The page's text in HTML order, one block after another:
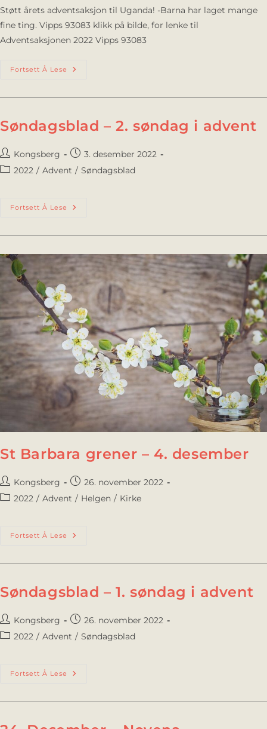
Støtt årets adventsaksjon til Uganda! -Barna har laget mange
fine ting. Vipps 93083 klikk på bilde, for lenke til
Adventsaksjonen 2022 Vipps 93083
Fortsett Å Lese
Søndagsblad – 2. søndag i advent
Kongsberg
3. desember 2022
2022 / Advent / Søndagsblad
Fortsett Å Lese
St Barbara grener – 4. desember
Kongsberg
26. november 2022
2022 / Advent / Helgen / Kirke
Fortsett Å Lese
Søndagsblad – 1. søndag i advent
Kongsberg
26. november 2022
2022 / Advent / Søndagsblad
Fortsett Å Lese